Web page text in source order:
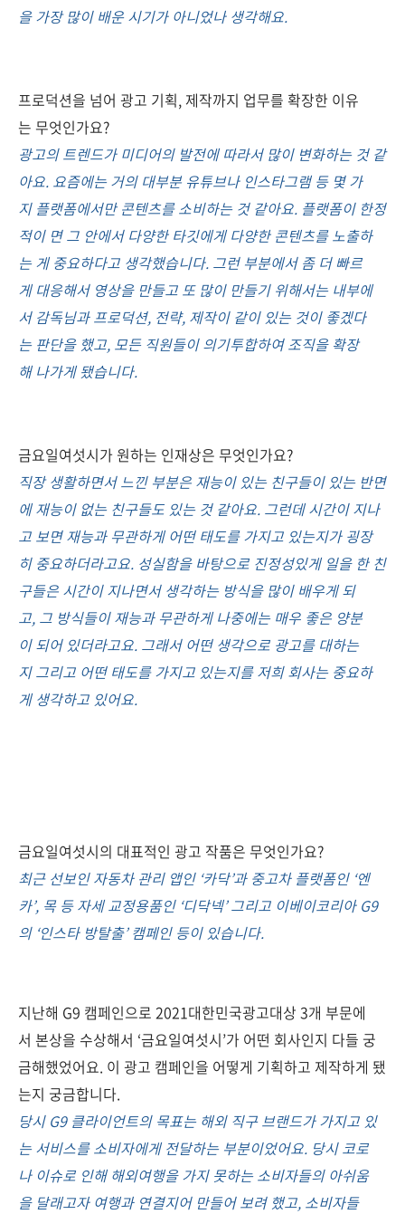
을 가장 많이 배운 시기가 아니었나 생각해요.
프로덕션을 넘어 광고 기획, 제작까지 업무를 확장한 이유
는 무엇인가요?
광고의 트렌드가 미디어의 발전에 따라서 많이 변화하는 것 같
아요. 요즘에는 거의 대부분 유튜브나 인스타그램 등 몇 가
지 플랫폼에서만 콘텐츠를 소비하는 것 같아요. 플랫폼이 한정
적이 면 그 안에서 다양한 타깃에게 다양한 콘텐츠를 노출하
는 게 중요하다고 생각했습니다. 그런 부분에서 좀 더 빠르
게 대응해서 영상을 만들고 또 많이 만들기 위해서는 내부에
서 감독님과 프로덕션, 전략, 제작이 같이 있는 것이 좋겠다
는 판단을 했고, 모든 직원들이 의기투합하여 조직을 확장
해 나가게 됐습니다.
금요일여섯시가 원하는 인재상은 무엇인가요?
직장 생활하면서 느낀 부분은 재능이 있는 친구들이 있는 반면
에 재능이 없는 친구들도 있는 것 같아요. 그런데 시간이 지나
고 보면 재능과 무관하게 어떤 태도를 가지고 있는지가 굉장
히 중요하더라고요. 성실함을 바탕으로 진정성있게 일을 한 친
구들은 시간이 지나면서 생각하는 방식을 많이 배우게 되
고, 그 방식들이 재능과 무관하게 나중에는 매우 좋은 양분
이 되어 있더라고요. 그래서 어떤 생각으로 광고를 대하는
지 그리고 어떤 태도를 가지고 있는지를 저희 회사는 중요하
게 생각하고 있어요.
금요일여섯시의 대표적인 광고 작품은 무엇인가요?
최근 선보인 자동차 관리 앱인 ‘카닥’과 중고차 플랫폼인 ‘엔
카’, 목 등 자세 교정용품인 ‘디닥넥’ 그리고 이베이코리아 G9
의 ‘인스타 방탈출’ 캠페인 등이 있습니다.
지난해 G9 캠페인으로 2021대한민국광고대상 3개 부문에
서 본상을 수상해서 ‘금요일여섯시’가 어떤 회사인지 다들 궁
금해했었어요. 이 광고 캠페인을 어떻게 기획하고 제작하게 됐
는지 궁금합니다.
당시 G9 클라이언트의 목표는 해외 직구 브랜드가 가지고 있
는 서비스를 소비자에게 전달하는 부분이었어요. 당시 코로
나 이슈로 인해 해외여행을 가지 못하는 소비자들의 아쉬움
을 달래고자 여행과 연결지어 만들어 보려 했고, 소비자들